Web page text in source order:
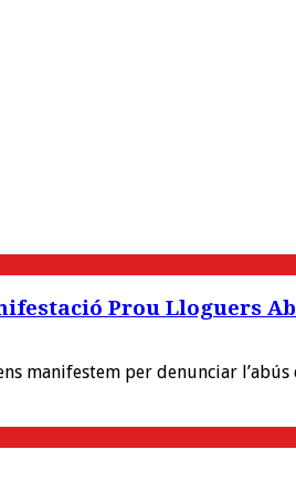
Prou Lloguers
manifestem per denunciar